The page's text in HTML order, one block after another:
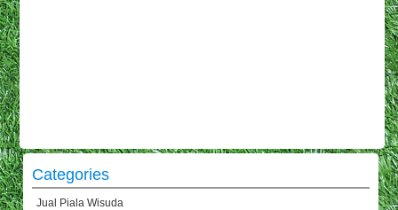
Categories
Jual Piala Wisuda